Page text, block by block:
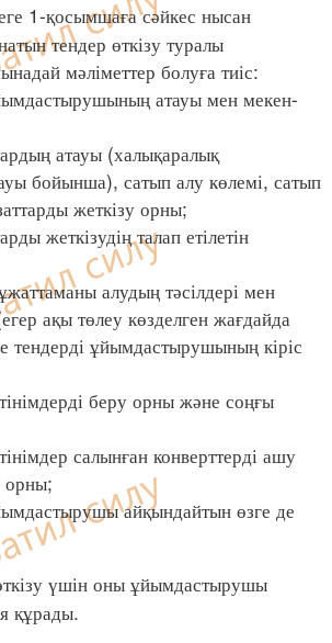
1-қосымшаға сәйкес нысан
тендер өткізу туралы
мәліметтер болуға тиіс:
атауы мен мекен-
атауы (халықаралық
бойынша), сатып алу көлемі, сатып
жеткізу орны;
жеткізудің талап етілетін
алудың тәсілдері мен
ақы төлеу көзделген жағдайда
тендерді ұйымдастырушының кіріс
беру орны және соңғы
салынған конверттерді ашу
орны;
айқындайтын өзге де
үшін оны ұйымдастырушы
құрады.